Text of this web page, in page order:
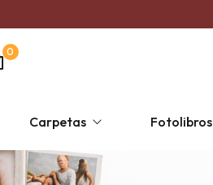
0
Carpetas Fotolibros